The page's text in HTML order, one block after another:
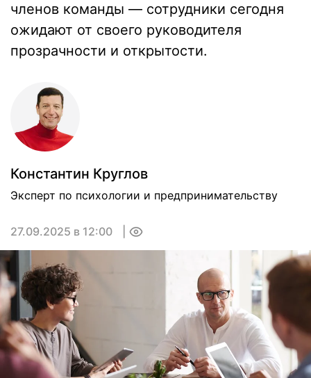
членов команды — сотрудники сегодня
ожидают от своего руководителя
прозрачности и открытости.
Константин Круглов
Эксперт по психологии и предпринимательству
27.09.2025 в 12:00